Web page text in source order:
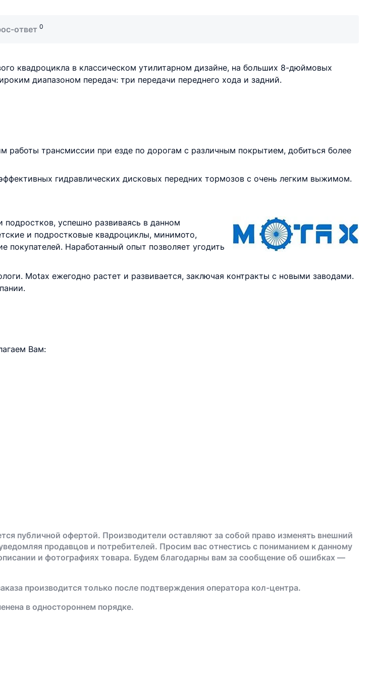
ответ 0
квадроцикла в классическом утилитарном дизайне, на больших 8-дюймовых
диапазоном передач: три передачи переднего хода и задний.
работы трансмиссии при езде по дорогам с различным покрытием, добиться более
гидравлических дисковых передних тормозов с очень легким выжимом.
успешно развиваясь в данном
и подростковые квадроциклы, минимото,
Наработанный опыт позволяет угодить
Motax ежегодно растет и развивается, заключая контракты с новыми заводами.
Вам:
публичной офертой. Производители оставляют за собой право изменять внешний
продавцов и потребителей. Просим вас отнестись с пониманием к данному
и фотографиях товара. Будем благодарны вам за сообщение об ошибках —
производится только после подтверждения оператора кол-центра.
в одностороннем порядке.